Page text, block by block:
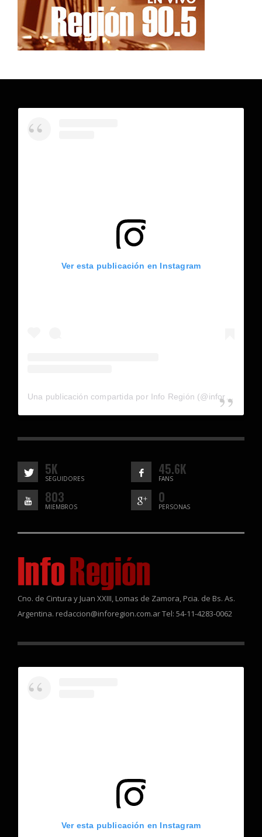
Ver esta publicación en Instagram
Una publicación compartida por Info Región (@inforegion_redes)
5K
SEGUIDORES
45.6K
FANS
803
MIEMBROS
0
PERSONAS
Cno. de Cintura y Juan XXIII, Lomas de Zamora, Pcia. de Bs. As.
Argentina. redaccion@inforegion.com.ar Tel: 54-11-4283-0062
Ver esta publicación en Instagram